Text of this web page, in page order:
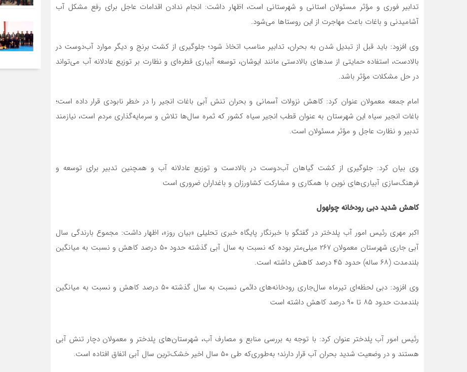
تدابیر فوری و مؤثر مسئولان استانی و شهرستانی است، اظهار داشت: انجام ندادن اقدامات عاجل برای رفع مشکل آب
آشامیدنی و باغات باعث مهاجرت از این روستاها می‌شود.
وی افزود: باید قبل از تبدیل شدن به بحران، تدابیر مناسب اتخاذ شود؛ جلوگیری از کشت برنج و دیگر موارد آب‌دوست در
بالادست، استفاده حمایتی از سدهای بالادستی مانند ایوشان، توسعه آبیاری قطره‌ای و نظارت بر توزیع عادلانه آب می‌تواند
در حل مشکلات مؤثر باشد.
امام جمعه معمولان عنوان کرد: کاهش نزولات آسمانی و بحران تنش آبی باغات انجیر را در خطر نابودی قرار داده است؛
باغات انجیر سیاه این شهرستان‌ به‌ عنوان‌ قطب انجیر سیاه کشور که ثمره سال‌ها تلاش و سرمایه‌گذاری مردم است، نیازمند
تدبیر و نظارت عاجل و مؤثر مسئولان است.
وی بیان کرد: جلوگیری از کشت گیاهان آب‌دوست در بالادست و توزیع عادلانه آب و همچنین تدبیر برای توسعه و
فرهنگ‌سازی آبیاری‌های نوین با همکاری و مشارکت کشاورزان و باغداران ضروری است
کاهش شدید دبی رودخانه چولهول
اکبر مهری رئیس امور آب پلدختر در گفتگو با خبرنگار پایگاه خبری تحلیلی «بیان روز»، اظهار داشت: مجموع بارندگی سال
آبی جاری شهرستان معمولان ۲۶۷ میلی‌متر بوده که نسبت به سال آبی گذشته حدود ۵۰ درصد کاهش و نسبت به میانگین
بلندمدت (۶۸ ساله) حدود ۴۵ درصد کاهش داشته است.
وی افزود: دبی لحظه‌ای تیرماه سال‌جاری رودخانه‌های دائمی نسبت به سال گذشته ۵۰ درصد کاهش و نسبت به میانگین
بلندمدت حدود ۸۵ تا ۹۰ درصد کاهش داشته است
رئیس امور آب پلدختر عنوان کرد: با توجه به بررسی منابع و مصارف آب، شهرستان‌های پلدختر و معمولان دچار تنش آبی
هستند و در وضعیت شدید بحران آب قرار دارند؛ به‌طوری‌که طی ۵۰ سال اخیر خشک‌ترین سال آبی اتفاق افتاده است.